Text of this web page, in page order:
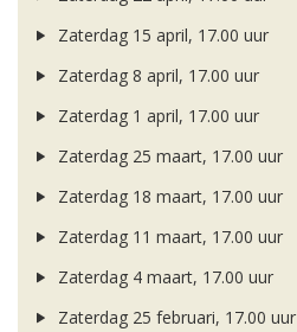
Zaterdag 15 april, 17.00 uur
Zaterdag 8 april, 17.00 uur
Zaterdag 1 april, 17.00 uur
Zaterdag 25 maart, 17.00 uur
Zaterdag 18 maart, 17.00 uur
Zaterdag 11 maart, 17.00 uur
Zaterdag 4 maart, 17.00 uur
Zaterdag 25 februari, 17.00 uur